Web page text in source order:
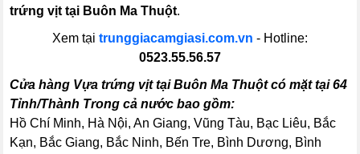
trứng vịt tại Buôn Ma Thuột.
Xem tại trunggiacamgiasi.com.vn - Hotline:
0523.55.56.57
Cửa hàng Vựa trứng vịt tại Buôn Ma Thuột có mặt tại 64
Tỉnh/Thành Trong cả nước bao gồm:
Hồ Chí Minh, Hà Nội, An Giang, Vũng Tàu, Bạc Liêu, Bắc
Kạn, Bắc Giang, Bắc Ninh, Bến Tre, Bình Dương, Bình